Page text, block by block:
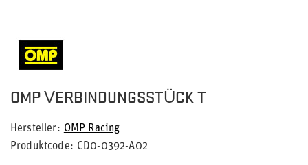
OMP VERBINDUNGSSTÜCK T
Hersteller
OMP Racing
Produktcode
CD0-0392-A02